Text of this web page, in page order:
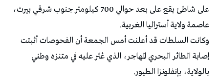
على ⁠شاطئ يقع على بعد حوالي 700 كيلومتر جنوب شرقي بيرث،
عاصمة ولاية أستراليا الغربية.
وكانت السلطات قد أعلنت أمس الجمعة أن الفحوصات ‌أثبتت
إصابة الطائر البحري المهاجر، الذي عُثر ⁠عليه في ‌متنزه وطني
بالولاية، بإنفلونزا الطيور.